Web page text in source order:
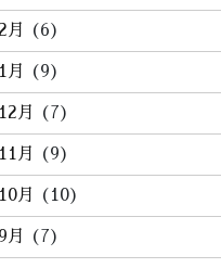
月 (6)
月 (9)
月 (7)
月 (9)
月 (10)
月 (7)